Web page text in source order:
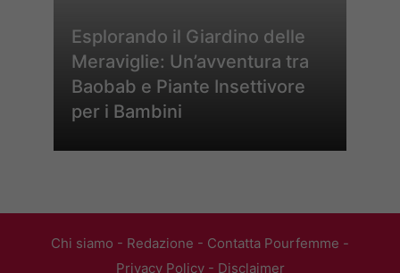
Esplorando il Giardino delle
Meraviglie: Un’avventura tra
Baobab e Piante Insettivore
per i Bambini
Chi siamo - Redazione - Contatta Pourfemme -
Privacy Policy- Disclaimer